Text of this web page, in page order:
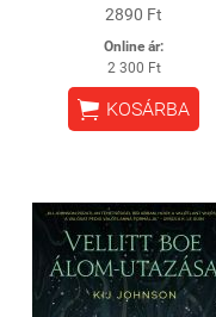
2890 Ft
Online ár:
2 300 Ft
 KOSÁRBA